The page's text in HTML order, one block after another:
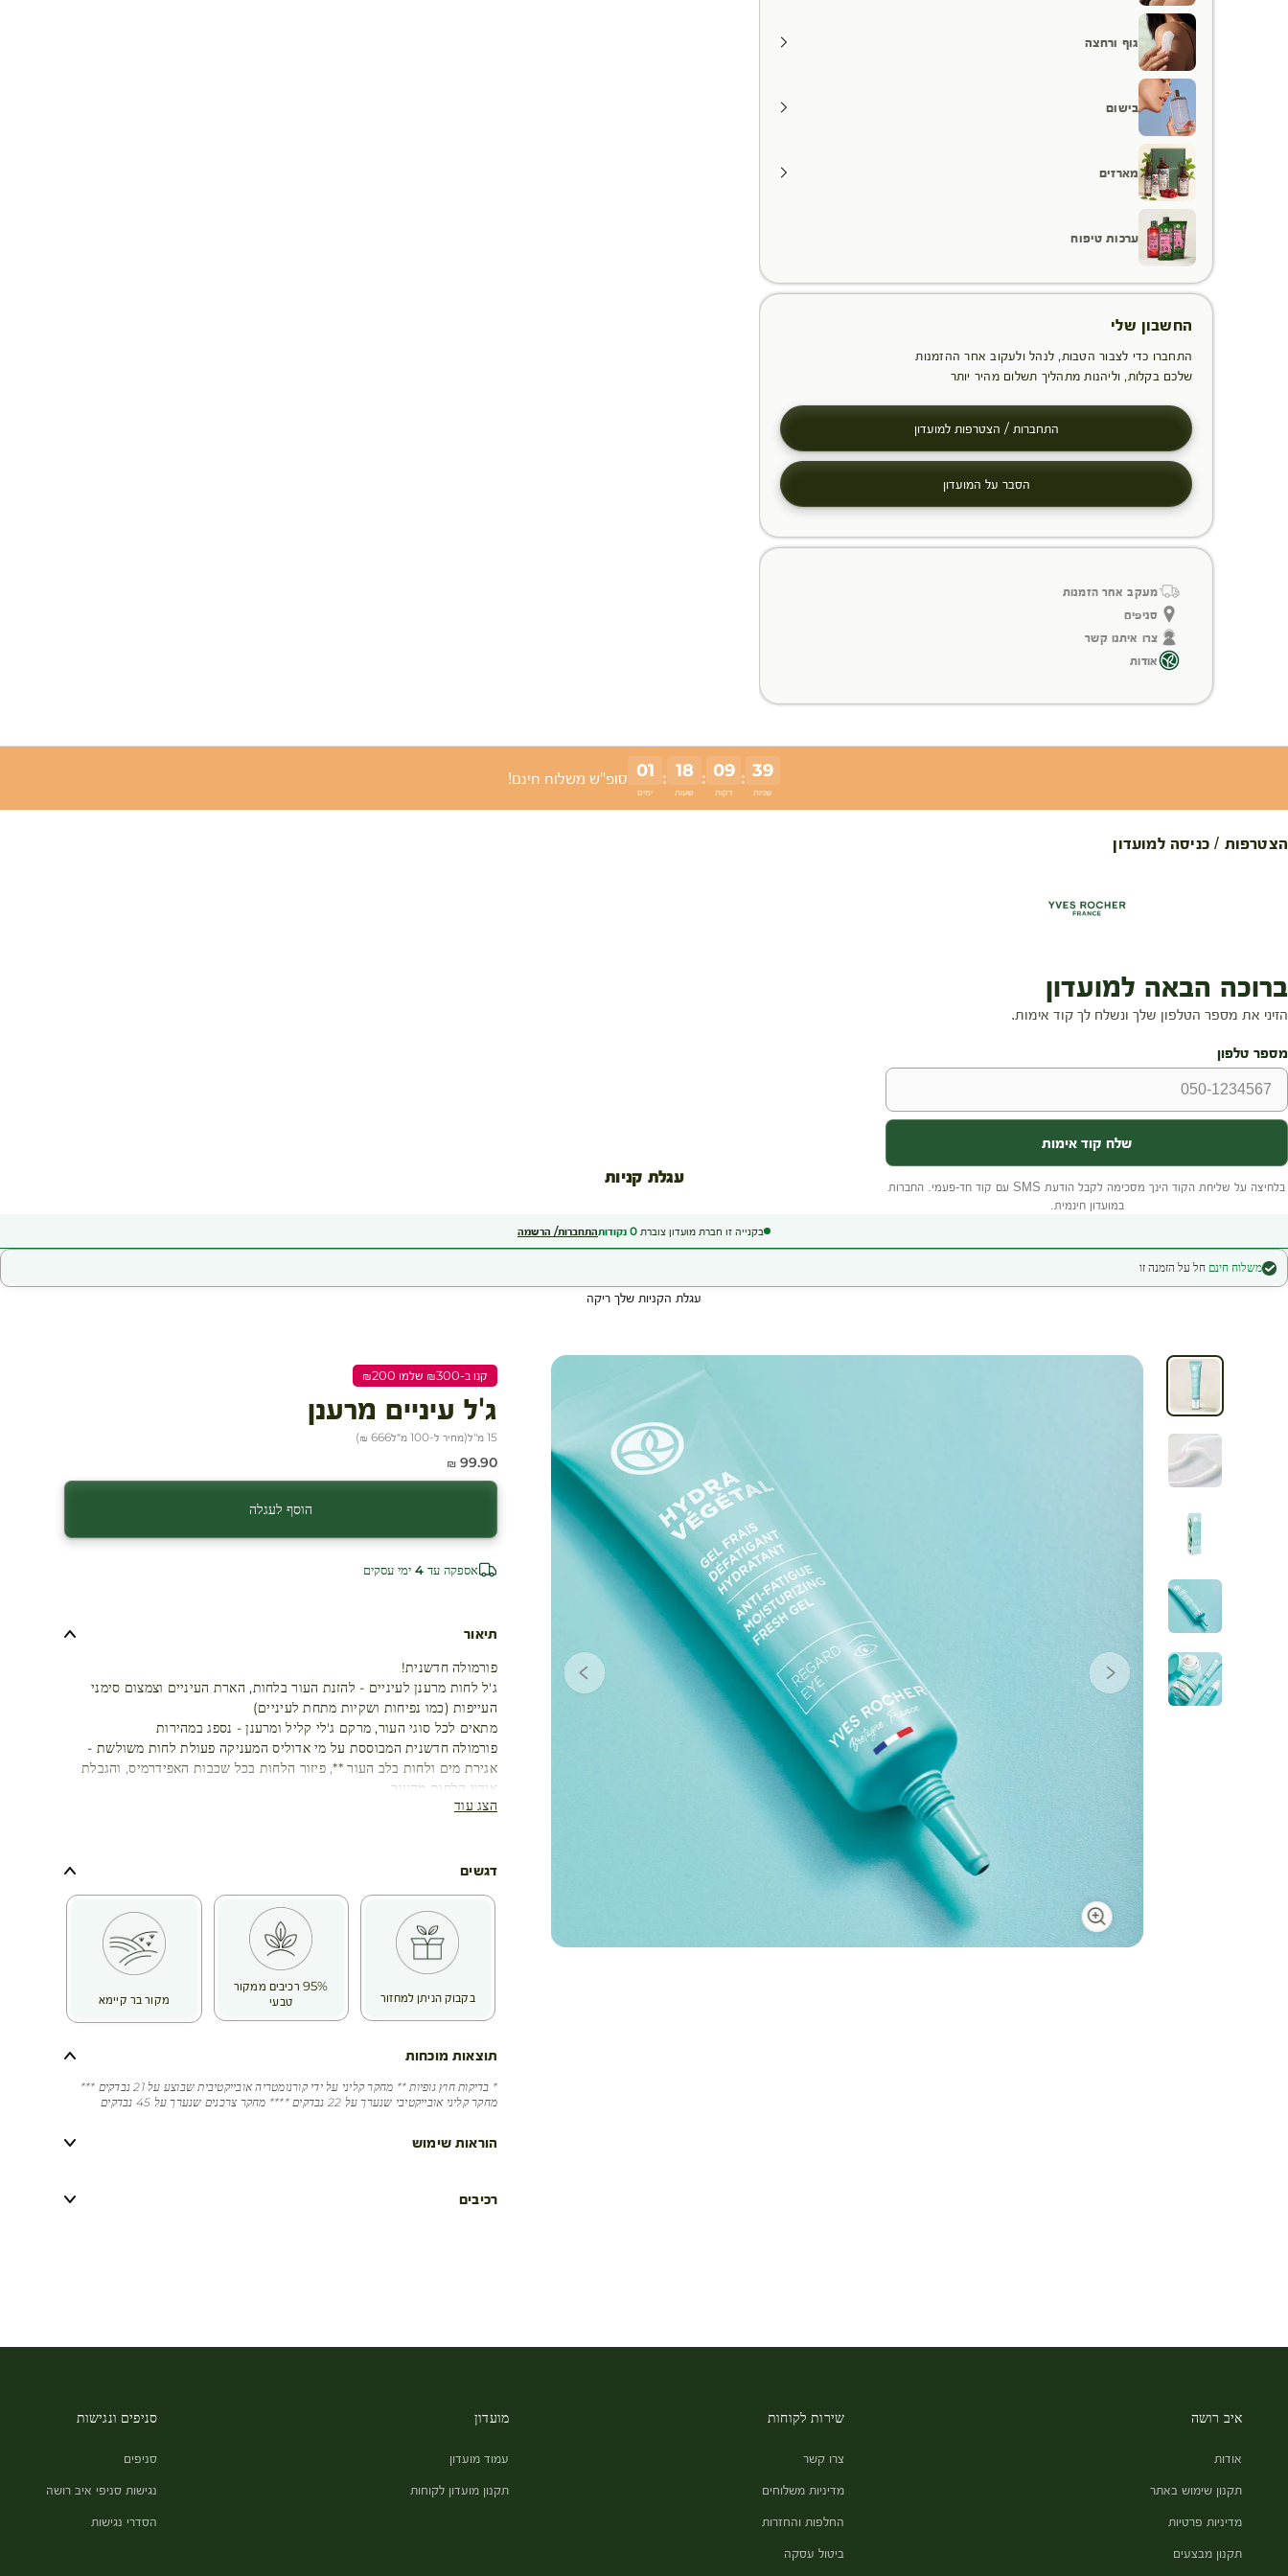
גוף ורחצה
בישום
מארזים
ערכות טיפוח
החשבון שלי
התחברו כדי לצבור הטבות, לנהל ולעקוב אחר ההזמנות
שלכם בקלות, וליהנות מתהליך תשלום מהיר יותר
התחברות / הצטרפות למועדון
הסבר על המועדון
מעקב אחר הזמנות
סניפים
צרו איתנו קשר
אודות
01
ימים
: 18
שעות
: 09
דקות
: 38
שניות
סופ"ש משלוח חינם!
הצטרפות / כניסה למועדון
בקנייה זו חברת מועדון צוברת 0 נקודותהתחברות/ הרשמה
עגלת קניות
משלוח חינם חל על הזמנה זו
עגלת הקניות שלך ריקה
קנו ב-₪300 שלמו ₪200
ג'ל עיניים מרענן
15 מ"ל (מחיר ל-100 מ״ל 666 ₪
)
מחיר מבצע
99.90 ₪
הוסף לעגלה
אספקה עד 4 ימי עסקים
תיאור
פורמולה חדשנית!
ג'ל לחות מרענן לעיניים - להזנת העור בלחות, הארת העיניים וצמצום סימני
העייפות (כמו נפיחות ושקיות מתחת לעיניים)
מתאים לכל סוגי העור, מרקם ג'לי קליל ומרענן - נספג במהירות
פורמולה חדשנית המבוססת על מי אדוליס המעניקה פעולת לחות משולשת -
אגירת מים ולחות בלב העור **, פיזור הלחות בכל שכבות האפידרמיס, והגבלת
אידוי הלחות מהעור
ליצירת פעולת לחות מתמשכת וקבלת עור מוזן, חי וקורן!
+15% לחות 30 דקות לאחר היישום **
לאחר חודש של שימוש -
הצג עוד
דגשים
בקבוק הניתן למחזור
95% רכיבים ממקור
טבעי
מקור בר קיימא
תוצאות מוכחות
* בדיקות חוץ גופיות ** מחקר קליני על ידי קורנומטריה אובייקטיבית שבוצע על 21 נבדקים ***
מחקר קליני אובייקטיבי שנערך על 22 נבדקים **** מחקר צרכנים שנערך על 45 נבדקים
הוראות שימוש
רכיבים
איב רושה
אודות
תקנון שימוש באתר
מדיניות פרטיות
תקנון מבצעים
שירות לקוחות
צרו קשר
מדיניות משלוחים
החלפות והחזרות
ביטול עסקה
מועדון
עמוד מועדון
תקנון מועדון לקוחות
סניפים ונגישות
סניפים
נגישות סניפי איב רושה
הסדרי נגישות